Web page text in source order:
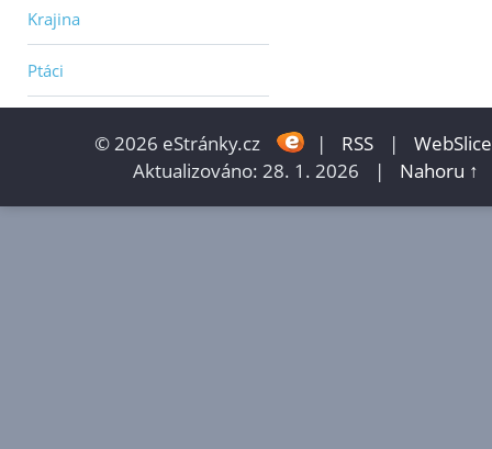
Krajina
Ptáci
© 2026 eStránky.cz | RSS |
WebSlice
Aktualizováno: 28. 1. 2026
| Nahoru ↑